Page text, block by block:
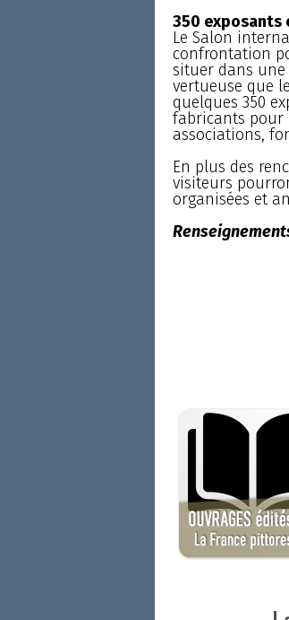
350 exposants
Le Salon
confrontation
situer dans une
vertueuse que
quelques 350
fabricants pour
associations,
En plus des
visiteurs
organisées et